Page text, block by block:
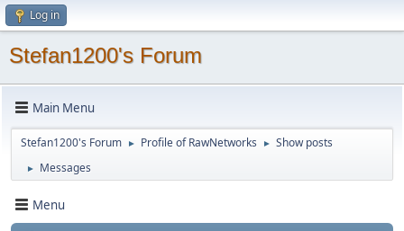
Log in
Stefan1200's Forum
Main Menu
Stefan1200's Forum ► Profile of RawNetworks ► Show posts
► Messages
Menu